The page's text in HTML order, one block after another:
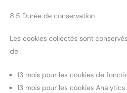
8.5 Durée de conservation
Les cookies collectés sont
de :
13 mois pour les cookies de
13 mois pour les cookies Analytics